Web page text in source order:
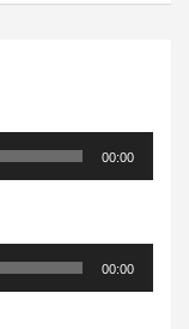
00:00
00:00